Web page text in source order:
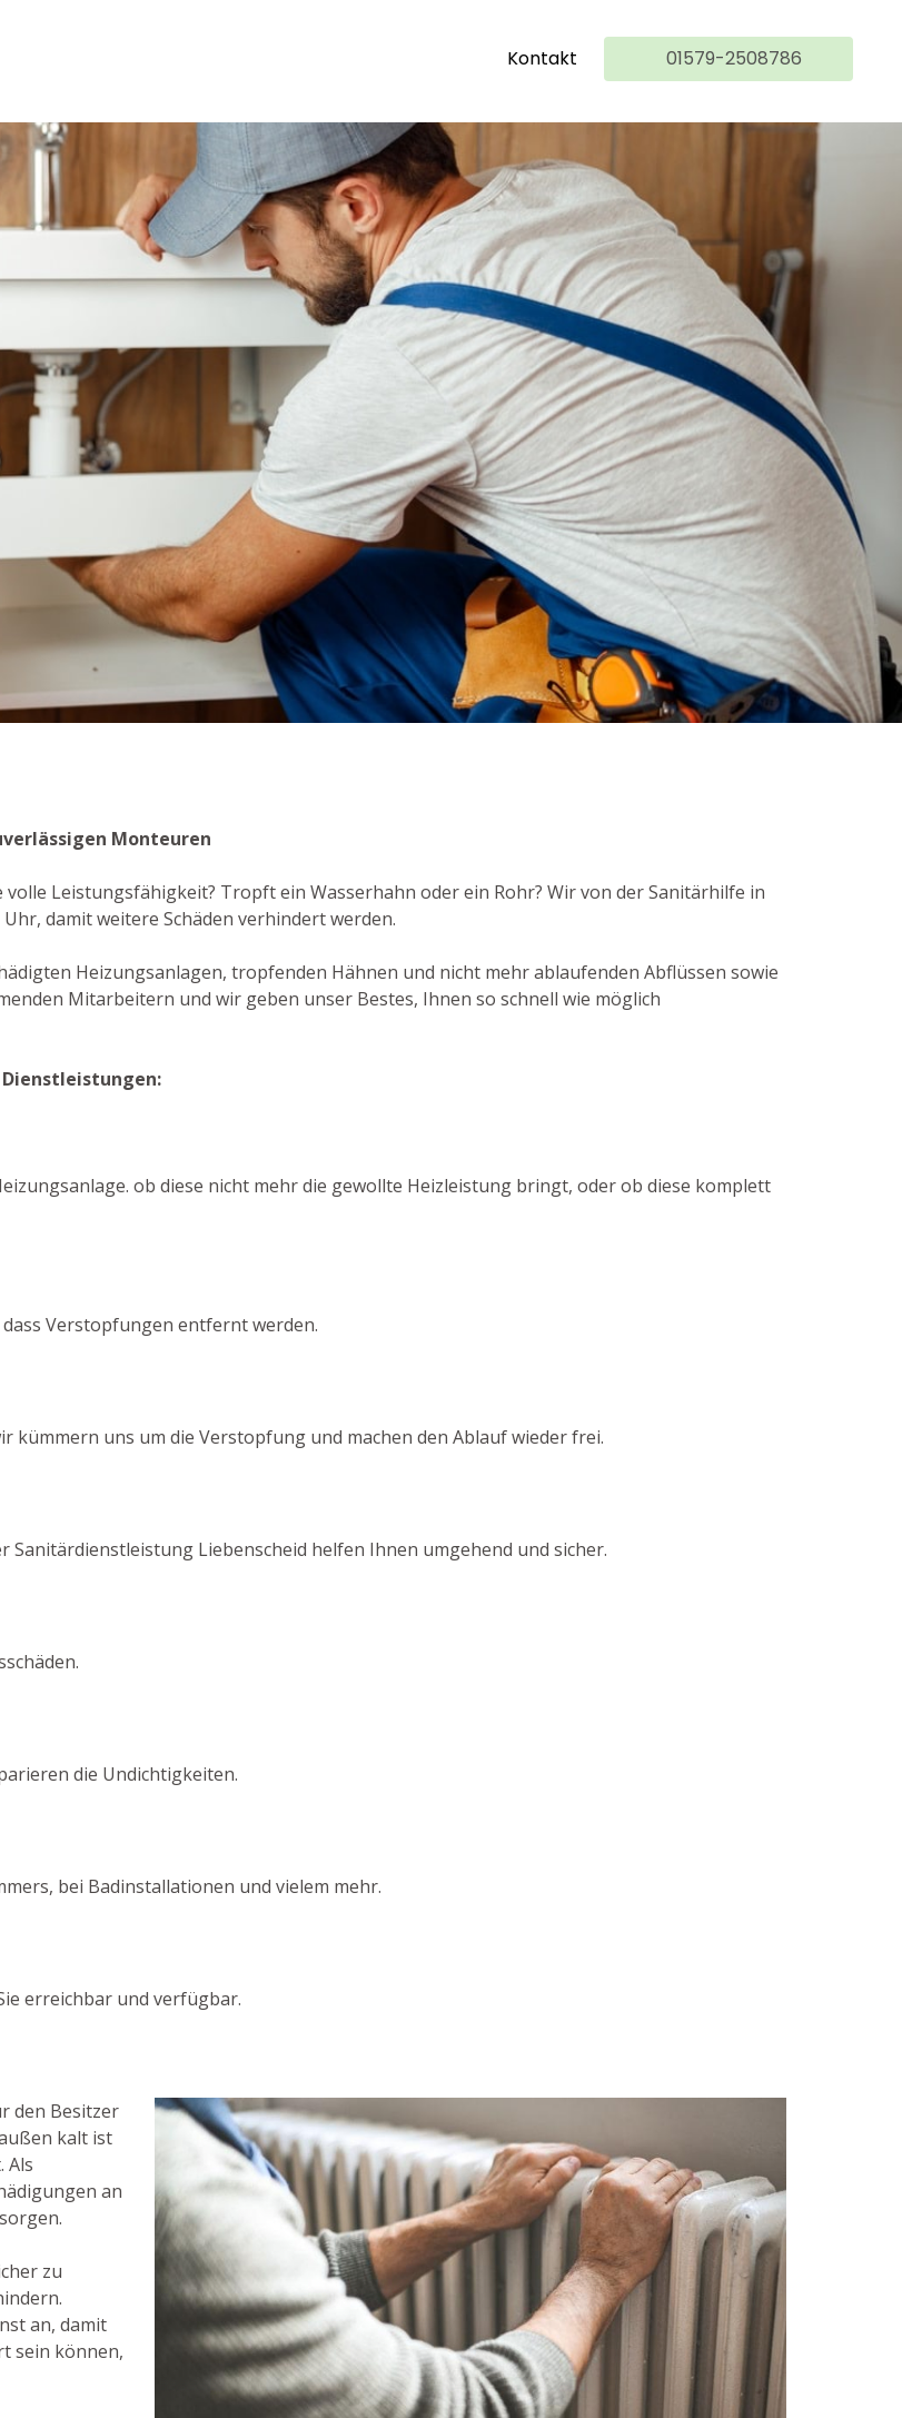
Kontakt 01579-2508786
Monteuren
Leistungsfähigkeit? Tropft ein Wasserhahn oder ein Rohr? Wir von der Sanitärhilfe in
damit weitere Schäden verhindert werden.
Heizungsanlagen, tropfenden Hähnen und nicht mehr ablaufenden Abflüssen sowie
Mitarbeitern und wir geben unser Bestes, Ihnen so schnell wie möglich
ob diese nicht mehr die gewollte Heizleistung bringt, oder ob diese komplett
Verstopfungen entfernt werden.
kümmern uns um die Verstopfung und machen den Ablauf wieder frei.
Sanitärdienstleistung Liebenscheid helfen Ihnen umgehend und sicher.
die Undichtigkeiten.
bei Badinstallationen und vielem mehr.
erreichbar und verfügbar.
den Besitzer
kalt ist
Als
an
zu
an, damit
sein können,